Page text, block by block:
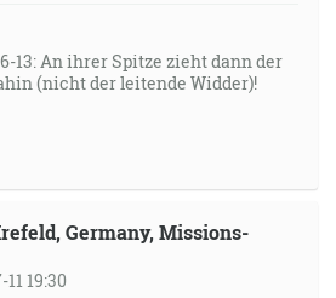
13: An ihrer Spitze zieht dann der
(nicht der leitende Widder)!
Germany, Missions-
19:30